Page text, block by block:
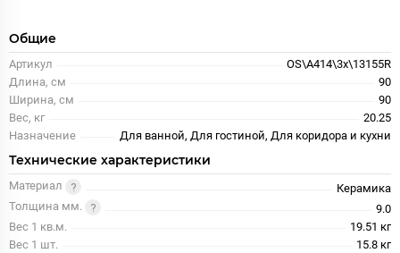
Общие
Артикул
OS\A414\3x\13155R
Длина, см
90
Ширина, см
90
Вес, кг
20.25
Назначение
Для ванной, Для гостиной, Для коридора и кухни
Технические характеристики
Материал
Керамика
Толщина мм.
9.0
Вес 1 кв.м.
19.51 кг
Вес 1 шт.
15.8 кг